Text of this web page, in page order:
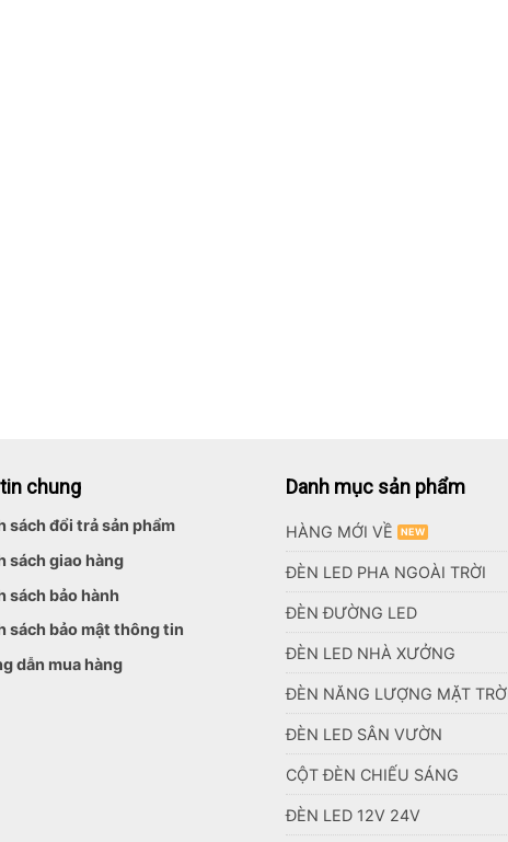
chung
sách đổi trả sản phẩm
sách giao hàng
sách bảo hành
sách bảo mật thông tin
dẫn mua hàng
Danh mục sản phẩm
HÀNG MỚI VỀ
ĐÈN LED PHA NGOÀI TRỜI
ĐÈN ĐƯỜNG LED
ĐÈN LED NHÀ XƯỞNG
ĐÈN NĂNG LƯỢNG MẶT
ĐÈN LED SÂN VƯỜN
CỘT ĐÈN CHIẾU SÁNG
ĐÈN LED 12V 24V